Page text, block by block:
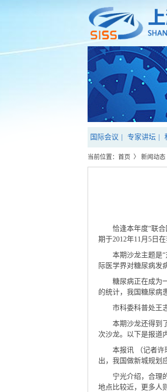
国际会议 专家讲坛
当前位置： 首页 〉 新闻动态
恰逢本年度“联合
期于2012年11月5日
本期沙龙主题是“对
际医学界对糖尿病发
糖尿病正在成为一
的统计，我国糖尿病
市科委科普处王志
本期沙龙还得到了
次沙龙。以下是报道
本报讯 （记者许琦
出，我国做新城规划
宁光介绍，合理的
地点比较近，更多人